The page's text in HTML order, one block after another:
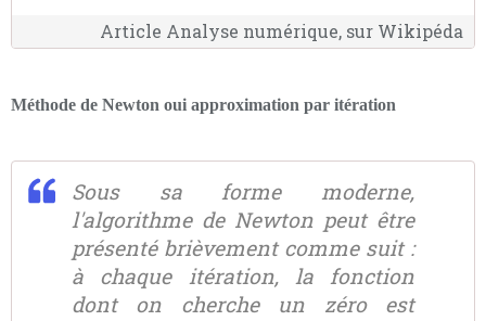
Article Analyse numérique, sur Wikipéda
Méthode de Newton oui approximation par itération
Sous sa forme moderne,
l'algorithme de Newton peut être
présenté brièvement comme suit :
à chaque itération, la fonction
dont on cherche un zéro est